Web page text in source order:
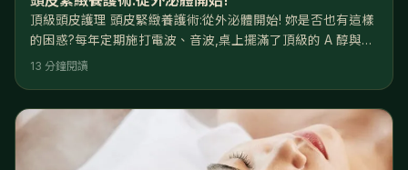
頂級頭皮護理 頭皮緊緻養護術:從外泌體開始! 妳是否也有這樣
的困惑?每年定期施打電波、音波,桌上擺滿了頂級的 A 醇與胜
肽精華,但看著鏡子,總覺得眼尾依然有些下垂,輪廓線不夠緊緻,
「頭皮」正在崩塌。 核心解答: 醫學研究指出,頭皮老化的速度
是臉部肌膚的 6 倍,是身體肌膚的 12 倍。
13 分鐘閱讀